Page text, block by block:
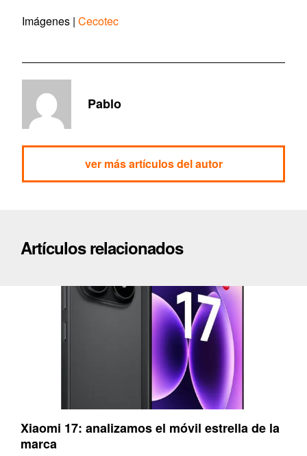
Imágenes | Cecotec
Pablo
ver más artículos del autor
Artículos relacionados
Xiaomi 17: analizamos el móvil estrella de la
marca